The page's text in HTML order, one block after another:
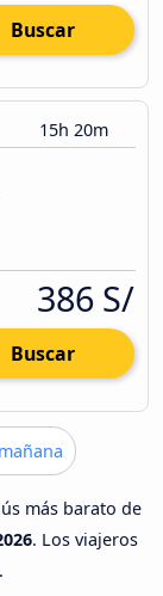
Buscar
15h 20m
386 S/
Buscar
más barato de
. Los viajeros